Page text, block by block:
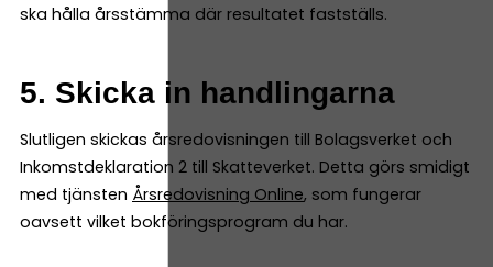
ska hålla årsstämma där resultatet fastställs.
5. Skicka in handlingarna
Slutligen skickas årsredovisningen till Bolagsverket och
Inkomstdeklaration 2 till Skatteverket. Detta görs smidigt
med tjänsten Årsredovisning Online, som fungerar
oavsett vilket bokföringsprogram du har.